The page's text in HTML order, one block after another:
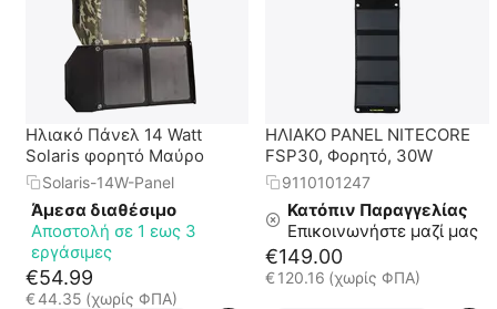
Ηλιακό Πάνελ 14 Watt
Solaris φορητό Μαύρο
Solaris-14W-Panel
Άμεσα διαθέσιμο
Αποστολή σε 1 εως 3
εργάσιμες
€54.99
€44.35 (χωρίς ΦΠΑ)
ΗΛΙΑΚΟ PANEL NITECORE
FSP30, Φορητό, 30W
9110101247
Κατόπιν Παραγγελίας
Επικοινωνήστε μαζί μας
€149.00
€120.16 (χωρίς ΦΠΑ)